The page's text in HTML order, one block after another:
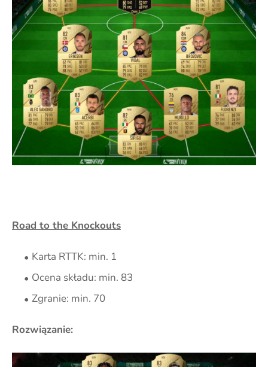
Road to the Knockouts
Karta RTTK: min. 1
Ocena składu: min. 83
Zgranie: min. 70
Rozwiązanie: